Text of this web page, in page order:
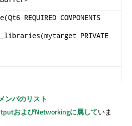
REQUIRED COMPONENTS
PRIVATE
ンバのリスト
およびNetworkingに属していま